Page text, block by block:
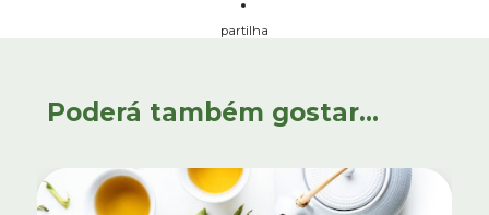
partilha
Poderá também gostar...